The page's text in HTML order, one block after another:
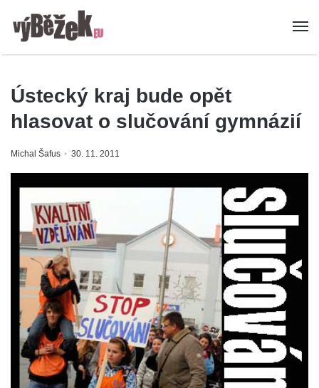
Ústecký kraj bude opět
hlasovat o slučování gymnázií
Michal Šafus 30. 11. 2011